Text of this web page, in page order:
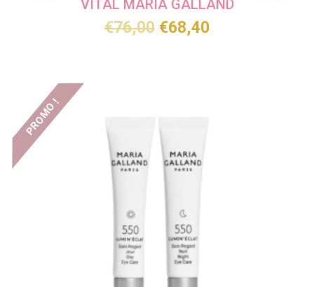
VITAL MARIA GALLAND
€76,00 €68,40
PROMO !